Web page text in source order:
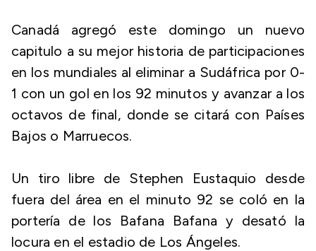
Canadá agregó este domingo un nuevo
capitulo a su mejor historia de participaciones
en los mundiales al eliminar a Sudáfrica por 0-
1 con un gol en los 92 minutos y avanzar a los
octavos de final, donde se citará con Países
Bajos o Marruecos.
Un tiro libre de Stephen Eustaquio desde
fuera del área en el minuto 92 se coló en la
portería de los Bafana Bafana y desató la
locura en el estadio de Los Ángeles.